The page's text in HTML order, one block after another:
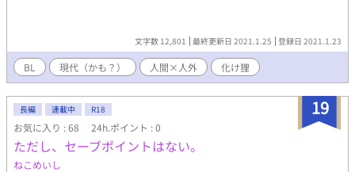
文字数 12,801 最終更新日 2021.1.25 登録日 2021.1.23
BL 現代（かも？） 人間×人外 化け狸
19
長編 連載中 R18
お気に入り : 68 24h.ポイント : 0
ただし、セーブポイントはない。
ねこめいし